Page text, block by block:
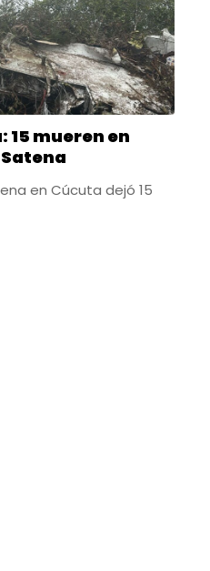
15 mueren en
en Cúcuta dejó 15